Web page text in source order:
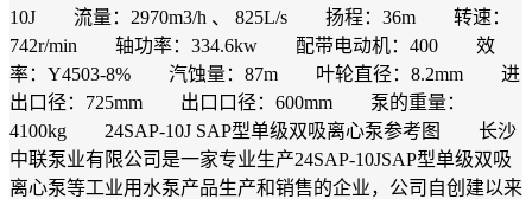
10J 流量：2970m3/h 、 825L/s 扬程：36m 转速：
742r/min 轴功率：334.6kw 配带电动机：400 效
率：Y4503-8% 汽蚀量：87m 叶轮直径：8.2mm 进
出口径：725mm 出口口径：600mm 泵的重量：
4100kg 24SAP-10J SAP型单级双吸离心泵参考图 长沙
中联泵业有限公司是一家专业生产24SAP-10JSAP型单级双吸
离心泵等工业用水泵产品生产和销售的企业，公司自创建以来